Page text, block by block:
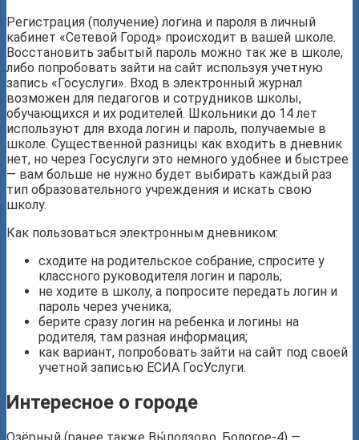
Регистрация (получение) логина и пароля в личный
кабинет «Сетевой Город» происходит в вашей школе.
Восстановить забытый пароль можно так же в школе,
либо попробовать зайти на сайт используя учетную
запись «Госуслуги». Вход в электронный журнал
возможен для педагогов и сотрудников школы,
обучающихся и их родителей. Школьники до 14 лет
используют для входа логин и пароль, получаемые в
школе. Существенной разницы как входить в дневник
нет, но через Госуслуги это немного удобнее и быстрее
— вам больше не нужно будет выбирать каждый раз
тип образовательного учреждения и искать свою
школу.
Как пользоваться электронным дневником:
сходите на родительское собрание, спросите у
классного руководителя логин и пароль;
не ходите в школу, а попросите передать логин и
пароль через ученика;
берите сразу логин на ребенка и логины на
родителя, там разная информация;
как вариант, попробовать зайти на сайт под своей
учетной записью ЕСИА ГосУслуги.
Интересное о городе